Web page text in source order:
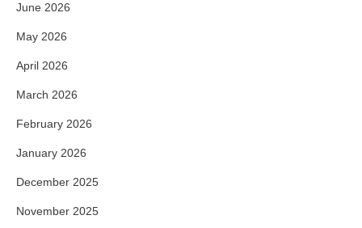
June 2026
May 2026
April 2026
March 2026
February 2026
January 2026
December 2025
November 2025